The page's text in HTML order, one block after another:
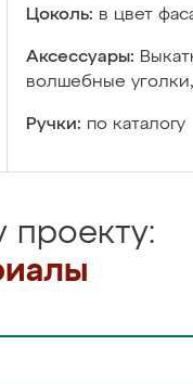
Цоколь: в цвет
Аксессуары:
волшебные
Ручки: по каталогу
проекту: